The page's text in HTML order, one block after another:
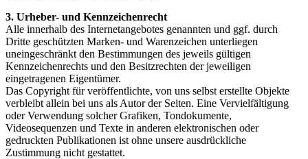
3. Urheber- und Kennzeichenrecht
Alle innerhalb des Internetangebotes genannten und ggf. durch
Dritte geschützten Marken- und Warenzeichen unterliegen
uneingeschränkt den Bestimmungen des jeweils gültigen
Kennzeichenrechts und den Besitzrechten der jeweiligen
eingetragenen Eigentümer.
Das Copyright für veröffentlichte, von uns selbst erstellte Objekte
verbleibt allein bei uns als Autor der Seiten. Eine Vervielfältigung
oder Verwendung solcher Grafiken, Tondokumente,
Videosequenzen und Texte in anderen elektronischen oder
gedruckten Publikationen ist ohne unsere ausdrückliche
Zustimmung nicht gestattet.